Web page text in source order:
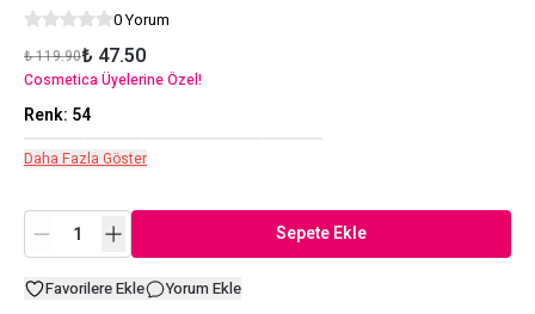
0 Yorum
₺ 119.90₺ 47.50
Cosmetica Üyelerine Özel!
Renk: 54
Daha Fazla Göster
Sepete Ekle
Favorilere Ekle Yorum Ekle